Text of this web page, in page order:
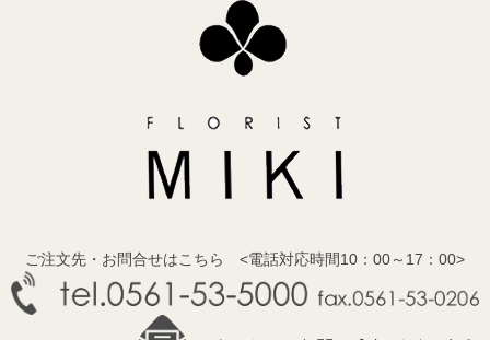
ご注文先・お問合せはこちら <電話対応時間10：00～17：00>